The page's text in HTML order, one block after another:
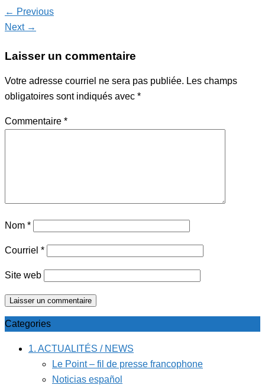
← Previous
Next →
Laisser un commentaire
Votre adresse courriel ne sera pas publiée. Les champs
obligatoires sont indiqués avec *
Commentaire *
Nom *
Courriel *
Site web
Categories
1. ACTUALITÉS / NEWS
Le Point – fil de presse francophone
Noticias español